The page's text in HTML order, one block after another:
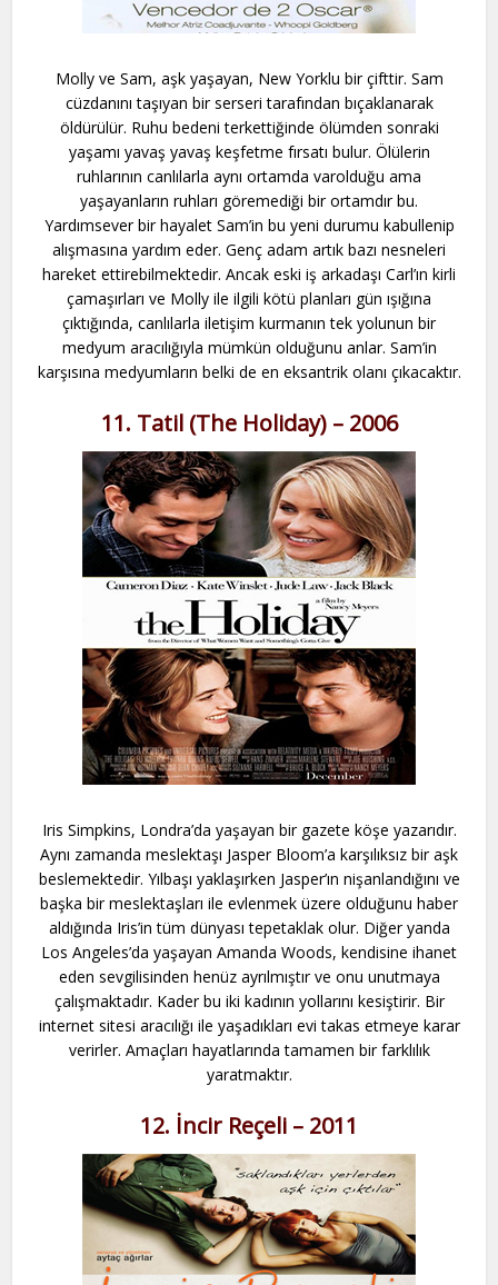
Molly ve Sam, aşk yaşayan, New Yorklu bir çifttir. Sam
cüzdanını taşıyan bir serseri tarafından bıçaklanarak
öldürülür. Ruhu bedeni terkettiğinde ölümden sonraki
yaşamı yavaş yavaş keşfetme fırsatı bulur. Ölülerin
ruhlarının canlılarla aynı ortamda varolduğu ama
yaşayanların ruhları göremediği bir ortamdır bu.
Yardımsever bir hayalet Sam’in bu yeni durumu kabullenip
alışmasına yardım eder. Genç adam artık bazı nesneleri
hareket ettirebilmektedir. Ancak eski iş arkadaşı Carl’ın kirli
çamaşırları ve Molly ile ilgili kötü planları gün ışığına
çıktığında, canlılarla iletişim kurmanın tek yolunun bir
medyum aracılığıyla mümkün olduğunu anlar. Sam’in
karşısına medyumların belki de en eksantrik olanı çıkacaktır.
11. Tatil (The Holiday) – 2006
Iris Simpkins, Londra’da yaşayan bir gazete köşe yazarıdır.
Aynı zamanda meslektaşı Jasper Bloom’a karşılıksız bir aşk
beslemektedir. Yılbaşı yaklaşırken Jasper’ın nişanlandığını ve
başka bir meslektaşları ile evlenmek üzere olduğunu haber
aldığında Iris’in tüm dünyası tepetaklak olur. Diğer yanda
Los Angeles’da yaşayan Amanda Woods, kendisine ihanet
eden sevgilisinden henüz ayrılmıştır ve onu unutmaya
çalışmaktadır. Kader bu iki kadının yollarını kesiştirir. Bir
internet sitesi aracılığı ile yaşadıkları evi takas etmeye karar
verirler. Amaçları hayatlarında tamamen bir farklılık
yaratmaktır.
12. İncir Reçeli – 2011